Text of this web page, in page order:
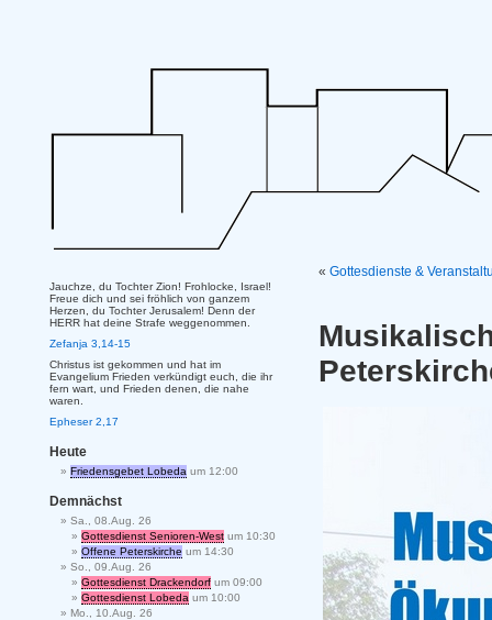
« Gottesdienste &
Jauchze, du Tochter Zion! Frohlocke, Israel!
Freue dich und sei fröhlich von ganzem
Herzen, du Tochter Jerusalem! Denn der
HERR hat deine Strafe weggenommen.
Zefanja 3,14-15
Christus ist gekommen und hat im
Evangelium Frieden verkündigt euch, die ihr
fern wart, und Frieden denen, die nahe
waren.
Epheser 2,17
Heute
Friedensgebet Lobeda um 12:00
Demnächst
Sa., 08.Aug. 26
Gottesdienst Senioren-West um 10:30
Offene Peterskirche um 14:30
So., 09.Aug. 26
Gottesdienst Drackendorf um 09:00
Gottesdienst Lobeda um 10:00
Mo., 10.Aug. 26